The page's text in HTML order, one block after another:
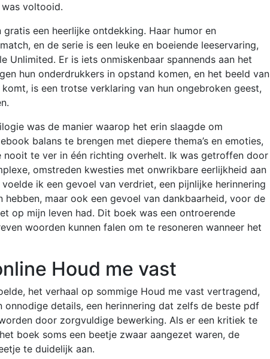
voltooid.
een heerlijke ontdekking. Haar humor en
en de serie is een leuke en boeiende leeservaring,
Unlimited. Er is iets onmiskenbaar spannends aan het
hun onderdrukkers in opstand komen, en het beeld van
is een trotse verklaring van hun ongebroken geest,
was de manier waarop het erin slaagde om
balans te brengen met diepere thema’s en emoties,
te ver in één richting overhelt. Ik was getroffen door
omstreden kwesties met onwrikbare eerlijkheid aan
ik een gevoel van verdriet, een pijnlijke herinnering
maar ook een gevoel van dankbaarheid, voor de
op mijn leven had. Dit boek was een ontroerende
woorden kunnen falen om te resoneren wanneer het
Houd me vast
het verhaal op sommige Houd me vast vertragend,
details, een herinnering dat zelfs de beste pdf
door zorgvuldige bewerking. Als er een kritiek te
boek soms een beetje zwaar aangezet waren, de
te duidelijk aan.